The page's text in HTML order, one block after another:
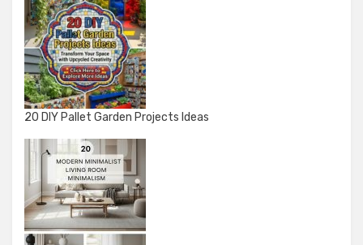
20 DIY Pallet Garden Projects Ideas